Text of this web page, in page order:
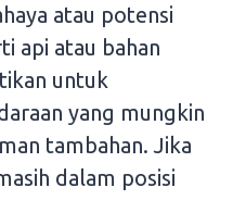
atau potensi
api atau bahan
untuk
yang mungkin
tambahan. Jika
dalam posisi